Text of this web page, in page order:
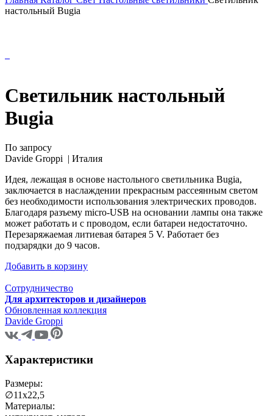
настольный Bugia
Светильник настольный
Bugia
По запросу
Davide Groppi | Италия
Идея, лежащая в основе настольного светильника Bugia,
заключается в наслаждении прекрасным рассеянным светом
без необходимости использования электрических проводов.
Благодаря разъему micro-USB на основании лампы она также
может работать и с проводом, если батареи недостаточно.
Перезаряжаемая литиевая батарея 5 V. Работает без
подзарядки до 9 часов.
Добавить в корзину
Сотрудничество
Для архитекторов и дизайнеров
Обновленная коллекция
Davide Groppi
Характеристики
Размеры:
∅11х22,5
Материалы: